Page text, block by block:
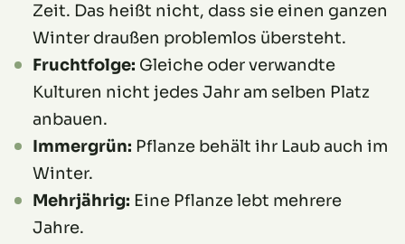
Zeit. Das heißt nicht, dass sie einen ganzen
Winter draußen problemlos übersteht.
Fruchtfolge: Gleiche oder verwandte
Kulturen nicht jedes Jahr am selben Platz
anbauen.
Immergrün: Pflanze behält ihr Laub auch im
Winter.
Mehrjährig: Eine Pflanze lebt mehrere
Jahre.